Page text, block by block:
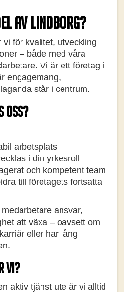
av Lindborg?
vi för kvalitet, utveckling
– både med våra
Vi är ett företag i
engagemang,
står i centrum.
oss?
arbetsplats
i din yrkesroll
och kompetent team
till företagets fortsatta
ansvar,
att växa – oavsett om
eller har lång
vi?
aktiv tjänst ute är vi alltid